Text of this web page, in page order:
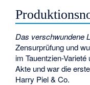
Das verschwundene
Zensurprüfung und
im Tauentzien-
Akte und war die
Harry Piel & Co.